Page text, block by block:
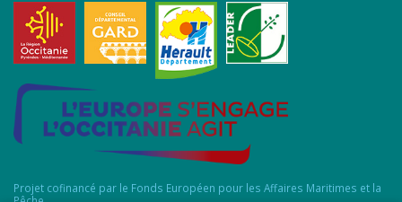
Projet cofinancé par le Fonds Européen pour les Affaires Maritimes et la